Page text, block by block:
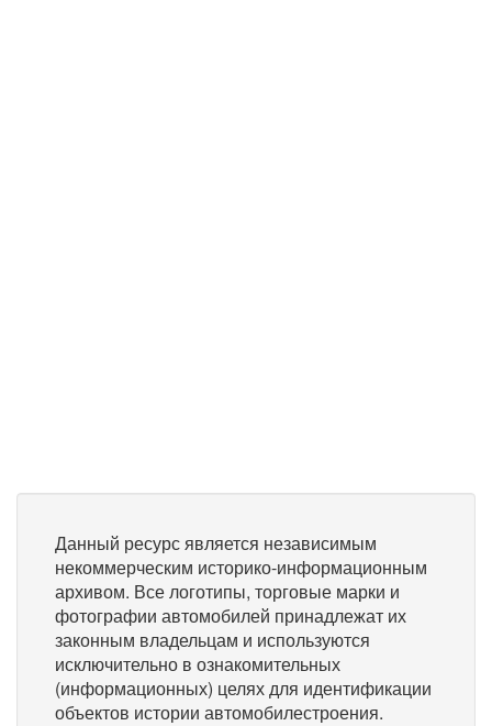
Данный ресурс является независимым
некоммерческим историко-информационным
архивом. Все логотипы, торговые марки и
фотографии автомобилей принадлежат их
законным владельцам и используются
исключительно в ознакомительных
(информационных) целях для идентификации
объектов истории автомобилестроения.